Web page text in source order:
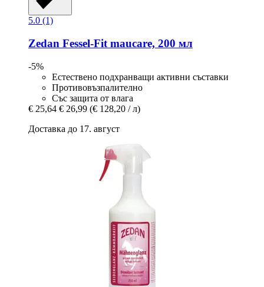
5.0 (1)
Zedan Fessel-​Fit maucare, 200 мл
-5%
Естествено подхранващи активни съставки
Противовъзпалително
Със защита от влага
€ 25,64 € 26,99 (€ 128,20 / л)
Доставка до 17. август